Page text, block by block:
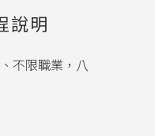
說明
不限職業，八